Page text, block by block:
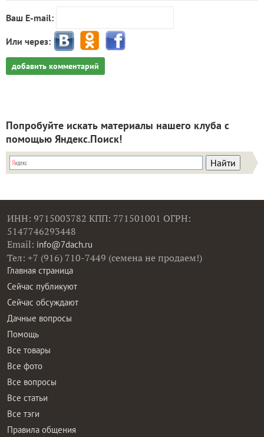
Ваш E-mail:
Или через:
добавить комментарий
Попробуйте искать материалы нашего клуба с
помощью Яндекс.Поиск!
ИНН: 9715003782 КПП: 771501001 ОГРН:
5147746293448
Email: info@7dach.ru
Тел: +7 (916) 710-7449 (семена не продаем!)
Главная страница
Сейчас публикуют
Сейчас обсуждают
Дачные вопросы
Помощь
Все товары
Все фото
Все вопросы
Все статьи
Все тэги
Правила общения